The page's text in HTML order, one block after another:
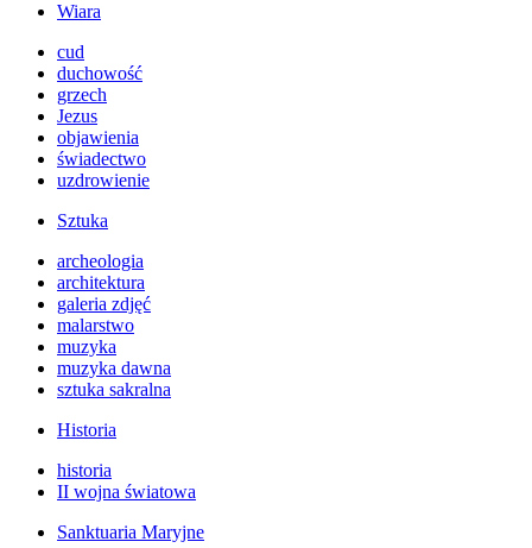
Wiara
cud
duchowość
grzech
Jezus
objawienia
świadectwo
uzdrowienie
Sztuka
archeologia
architektura
galeria zdjęć
malarstwo
muzyka
muzyka dawna
sztuka sakralna
Historia
historia
II wojna światowa
Sanktuaria Maryjne